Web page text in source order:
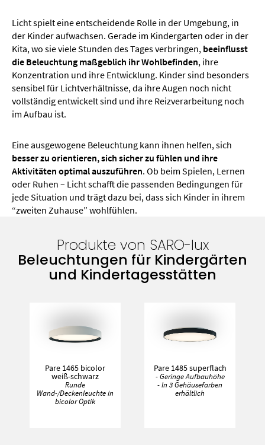
Licht spielt eine entscheidende Rolle in der Umgebung, in
der Kinder aufwachsen. Gerade im Kindergarten oder in der
Kita, wo sie viele Stunden des Tages verbringen, beeinflusst
die Beleuchtung maßgeblich ihr Wohlbefinden, ihre
Konzentration und ihre Entwicklung. Kinder sind besonders
sensibel für Lichtverhältnisse, da ihre Augen noch nicht
vollständig entwickelt sind und ihre Reizverarbeitung noch
im Aufbau ist.
Eine ausgewogene Beleuchtung kann ihnen helfen, sich
besser zu orientieren, sich sicher zu fühlen und ihre
Aktivitäten optimal auszuführen. Ob beim Spielen, Lernen
oder Ruhen – Licht schafft die passenden Bedingungen für
jede Situation und trägt dazu bei, dass sich Kinder in ihrem
“zweiten Zuhause” wohlfühlen.
Produkte von SARO-lux
Beleuchtungen für Kindergärten
und Kindertagesstätten
Pare 1465 bicolor
weiß-schwarz
Runde
Wand-/Deckenleuchte in
bicolor Optik
Pare 1485 superflach
- Geringe Aufbauhöhe
- In 3 Gehäusefarben
erhältlich